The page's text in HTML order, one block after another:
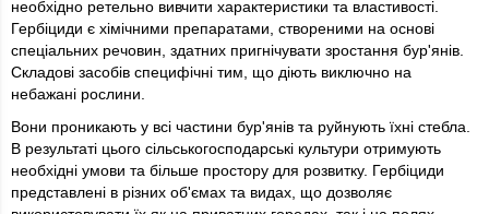
необхідно ретельно вивчити характеристики та властивості.
Гербіциди є хімічними препаратами, створеними на основі
спеціальних речовин, здатних пригнічувати зростання бур'янів.
Складові засобів специфічні тим, що діють виключно на
небажані рослини.
Вони проникають у всі частини бур'янів та руйнують їхні стебла.
В результаті цього сільськогосподарські культури отримують
необхідні умови та більше простору для розвитку. Гербіциди
представлені в різних об'ємах та видах, що дозволяє